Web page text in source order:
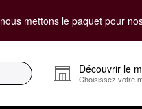
nous mettons le paquet pour
Découvrir le
Choisissez votre